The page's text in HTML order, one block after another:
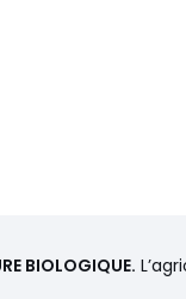
BIOLOGIQUE.